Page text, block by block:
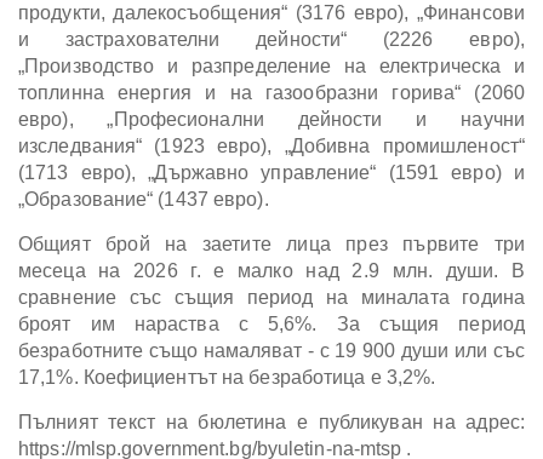
продукти, далекосъобщения“ (3176 евро), „Финансови
и застрахователни дейности“ (2226 евро),
„Производство и разпределение на електрическа и
топлинна енергия и на газообразни горива“ (2060
евро), „Професионални дейности и научни
изследвания“ (1923 евро), „Добивна промишленост“
(1713 евро), „Държавно управление“ (1591 евро) и
„Образование“ (1437 евро).
Общият брой на заетите лица през първите три
месеца на 2026 г. е малко над 2.9 млн. души. В
сравнение със същия период на миналата година
броят им нараства с 5,6%. За същия период
безработните също намаляват - с 19 900 души или със
17,1%. Коефициентът на безработица е 3,2%.
Пълният текст на бюлетина е публикуван на адрес:
https://mlsp.government.bg/byuletin-na-mtsp .